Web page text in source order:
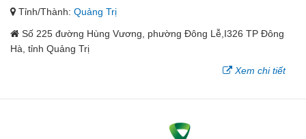
Tỉnh/Thành: Quảng Trị
Số 225 đường Hùng Vương, phường Đông Lễ,I326 TP Đông
Hà, tỉnh Quảng Trị
Xem chi tiết